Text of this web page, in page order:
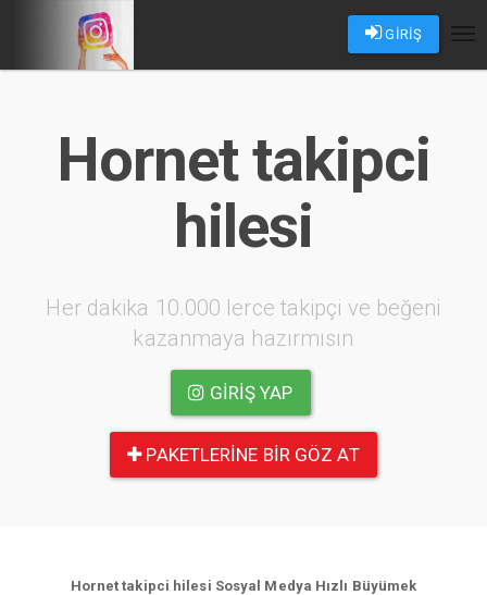
GİRİŞ
Hornet takipci
hilesi
Her dakika 10.000 lerce takipçi ve beğeni
kazanmaya hazırmısın
GIRIŞ YAP
PAKETLERINE BIR GÖZ AT
Hornet takipci hilesi Sosyal Medya Hızlı Büyümek